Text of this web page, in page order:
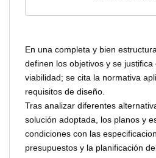
En una completa y bien
definen los objetivos y se justifica
viabilidad; se cita la normativa
requisitos de diseño.
Tras analizar diferentes
solución adoptada, los planos y
condiciones con las
presupuestos y la planificación